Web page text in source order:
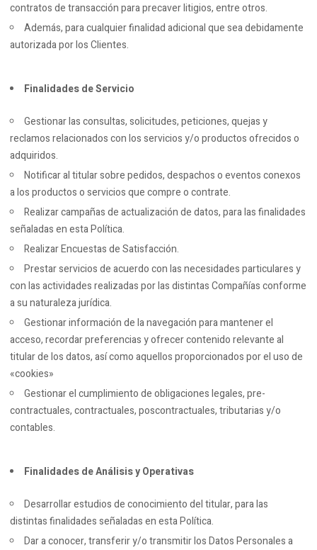
contratos de transacción para precaver litigios, entre otros.
Además, para cualquier finalidad adicional que sea debidamente
autorizada por los Clientes.
Finalidades de Servicio
Gestionar las consultas, solicitudes, peticiones, quejas y
reclamos relacionados con los servicios y/o productos ofrecidos o
adquiridos.
Notificar al titular sobre pedidos, despachos o eventos conexos
a los productos o servicios que compre o contrate.
Realizar campañas de actualización de datos, para las finalidades
señaladas en esta Política.
Realizar Encuestas de Satisfacción.
Prestar servicios de acuerdo con las necesidades particulares y
con las actividades realizadas por las distintas Compañías conforme
a su naturaleza jurídica.
Gestionar información de la navegación para mantener el
acceso, recordar preferencias y ofrecer contenido relevante al
titular de los datos, así como aquellos proporcionados por el uso de
«cookies»
Gestionar el cumplimiento de obligaciones legales, pre-
contractuales, contractuales, poscontractuales, tributarias y/o
contables.
Finalidades de Análisis y Operativas
Desarrollar estudios de conocimiento del titular, para las
distintas finalidades señaladas en esta Política.
Dar a conocer, transferir y/o transmitir los Datos Personales a